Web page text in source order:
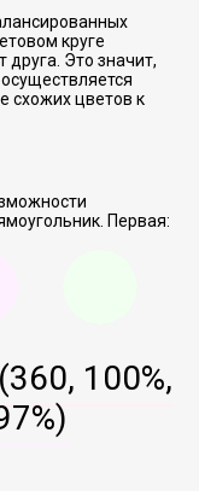
круге
Это значит,
схожих цветов к
Первая:
100%,